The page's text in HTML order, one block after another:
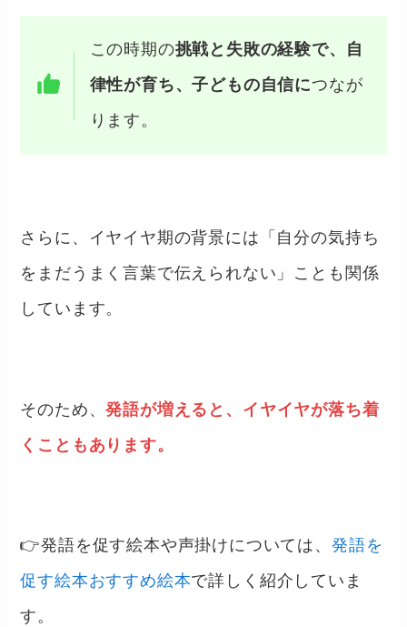
この時期の挑戦と失敗の経験で、自
律性が育ち、子どもの自信につなが
ります。
さらに、イヤイヤ期の背景には「自分の気持ち
をまだうまく言葉で伝えられない」ことも関係
しています。
そのため、発語が増えると、イヤイヤが落ち着
くこともあります。
👉発語を促す絵本や声掛けについては、 発語を
促す絵本おすすめ絵本で詳しく紹介していま
す。